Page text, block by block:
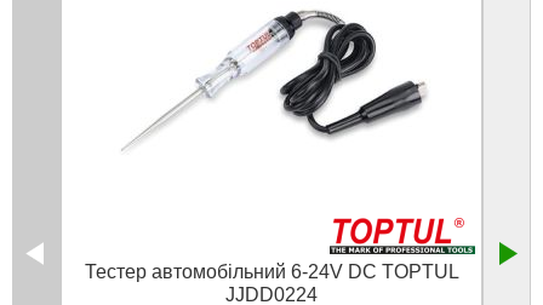
Тестер автомобільний 6-24V DC TOPTUL
JJDD0224